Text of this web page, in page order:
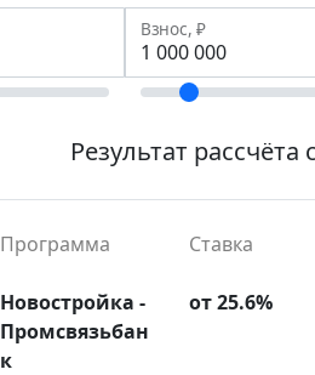
Взнос, ₽
Результат
Программа Ставка
Новостройка -
Промсвязьбан
к
от 25.6%